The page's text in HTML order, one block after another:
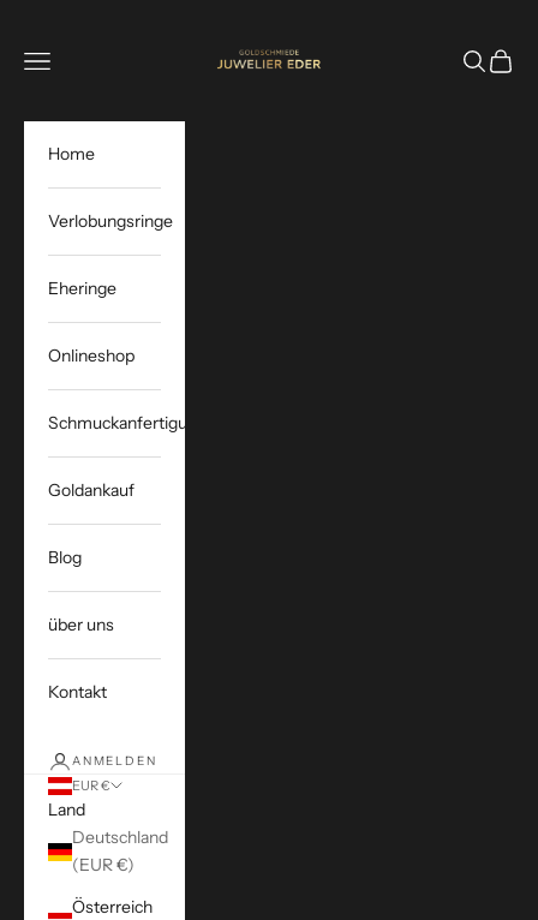
Menü
Suchen
Home
Verlobungsringe
Eheringe
Onlineshop
Schmuckanfertigung
Goldankauf
Blog
über uns
Kontakt
ANMELDEN
EUR €
Land
Deutschland
(EUR €)
Österreich